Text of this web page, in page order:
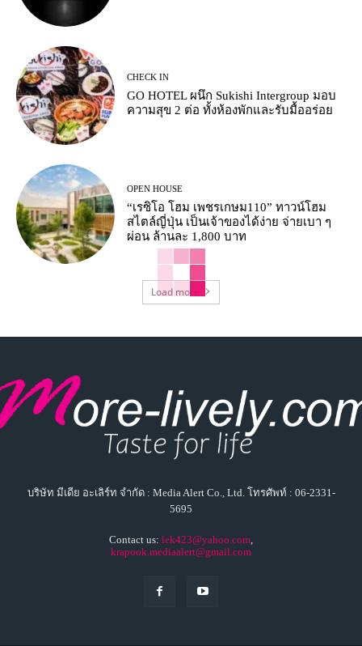
CHECK IN
GO HOTEL ผนึก Sukishi Intergroup มอบ
ความสุข 2 ต่อ ทั้งห้องพักและรับมื้ออร่อย
OPEN HOUSE
“เรซิโอ โฮม เพชรเกษม110” ทาวน์โฮม
สไตล์ญี่ปุ่น เป็นเจ้าของได้ง่าย จ่ายเบา ๆ
ผ่อน ล้านละ 1,800 บาท
Load more
บริษัท มีเดีย อะเลิร์ท จำกัด : Media Alert Co., Ltd. โทรศัพท์ : 06-2331-
5695
Contact us: lek423@yahoo.com
krapook.mediaalert@gmail.com